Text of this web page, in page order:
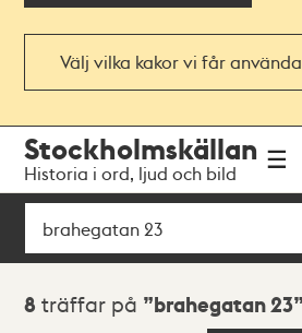
Välj vilka kakor vi får använda
navigationen
huvudinnehållet
Stockholmskällan
Historia i ord, ljud och bild
Sök
Sökresultat
8 träffar på brahegatan 23